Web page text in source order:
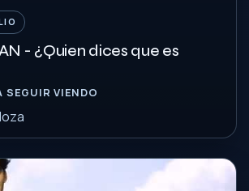
- ¿Quien dices que es
SEGUIR VIENDO